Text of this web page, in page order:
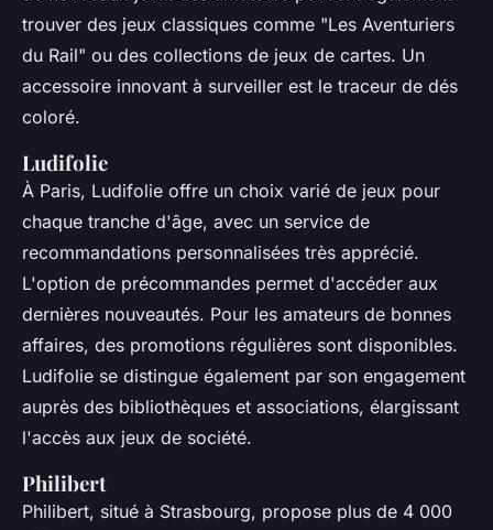
trouver des jeux classiques comme "Les Aventuriers
du Rail" ou des collections de jeux de cartes. Un
accessoire innovant à surveiller est le traceur de dés
coloré.
Ludifolie
À Paris, Ludifolie offre un choix varié de jeux pour
chaque tranche d'âge, avec un service de
recommandations personnalisées très apprécié.
L'option de précommandes permet d'accéder aux
dernières nouveautés. Pour les amateurs de bonnes
affaires, des promotions régulières sont disponibles.
Ludifolie se distingue également par son engagement
auprès des bibliothèques et associations, élargissant
l'accès aux jeux de société.
Philibert
Philibert, situé à Strasbourg, propose plus de 4 000